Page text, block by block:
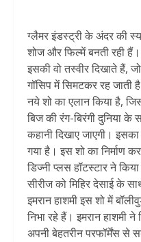
ग्लैमर इंडस्ट्री के अंदर की
शोज और फिल्में बनती रही
इसकी वो तस्वीर दिखाते हैं,
गॉसिप में सिमटकर रह जाती
नये शो का एलान किया है,
बिज की रंग-बिरंगी दुनिया
कहानी दिखाए जाएगी।
गया है। इस शो का निर्माण
डिज्नी प्लस हॉटस्टार ने
सीरीज को मिहिर देसाई के
इमरान हाशमी इस शो में
निभा रहे हैं। इमरान हाशमी ने
अपनी बेहतरीन परफॉर्मेंस से